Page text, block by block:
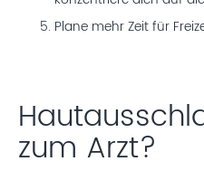
Plane mehr Zeit für
zum Arzt?